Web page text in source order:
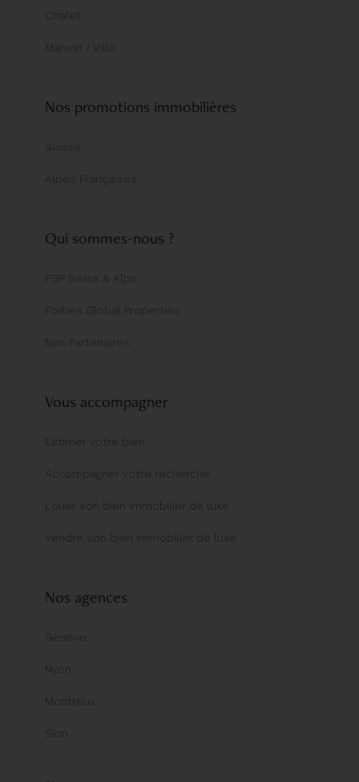
Chalet
Maison / Villa
Nos promotions immobilières
Suisse
Alpes Françaises
Qui sommes-nous ?
FGP Swiss & Alps
Forbes Global Properties
Nos Partenaires
Vous accompagner
Estimer votre bien
Accompagner votre recherche
Louer son bien immobilier de luxe
Vendre son bien immobilier de luxe
Nos agences
Genève
Nyon
Montreux
Sion